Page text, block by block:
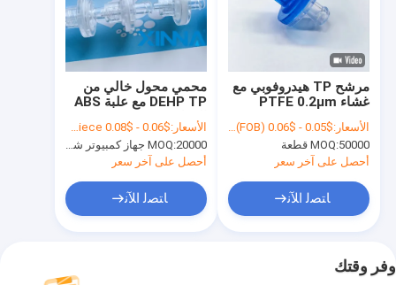
محمي محول خالي من
DEHP TP مع علبة ABS
القفل
الأسعار:$0.06 - $0.08 per piece
MOQ:20000 جهاز كمبيوتر شخصى
أحصل على آخر سعر
ﺎﺘﺼﻟ ﺍﻶﻧ
مرشح TP هيدروفوبي مع
غشاء PTFE 0.2μm
الأسعار:$0.05 - $0.06 per piece (FOB)
MOQ:50000 قطعة
أحصل على آخر سعر
ﺎﺘﺼﻟ ﺍﻶﻧ
وفر وقتك